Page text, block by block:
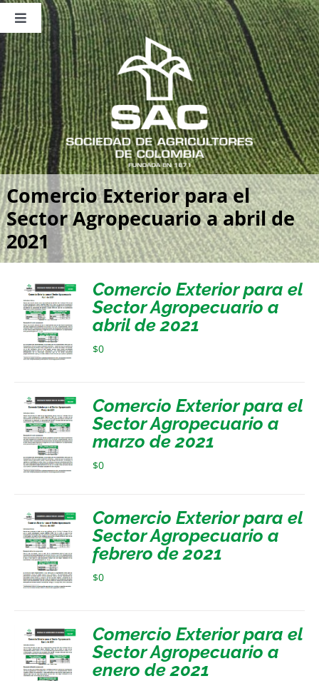
Saltar
contenido
Toggle
Navigation
Nosotros
Publicaciones
Sala de Prensa
Eventos
Comercio Exterior para el
Sector Agropecuario a abril de
2021
Comercio Exterior para el
Sector Agropecuario a
abril de 2021
$0
Comercio Exterior para el
Sector Agropecuario a
marzo de 2021
$0
Comercio Exterior para el
Sector Agropecuario a
febrero de 2021
$0
Comercio Exterior para el
Sector Agropecuario a
enero de 2021